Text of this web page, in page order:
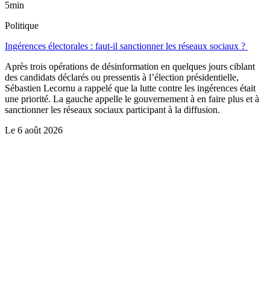
5min
Politique
Ingérences électorales : faut-il sanctionner les réseaux sociaux ?
Après trois opérations de désinformation en quelques jours ciblant
des candidats déclarés ou pressentis à l’élection présidentielle,
Sébastien Lecornu a rappelé que la lutte contre les ingérences était
une priorité. La gauche appelle le gouvernement à en faire plus et à
sanctionner les réseaux sociaux participant à la diffusion.
Le 6 août 2026